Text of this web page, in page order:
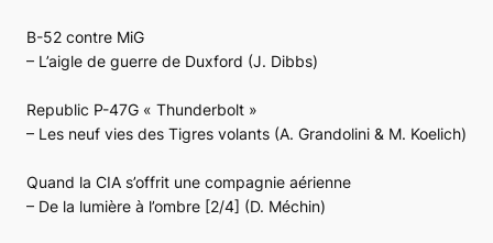
B-52 contre MiG
– L’aigle de guerre de Duxford (J. Dibbs)
Republic P-47G « Thunderbolt »
– Les neuf vies des Tigres volants (A. Grandolini & M. Koelich)
Quand la CIA s’offrit une compagnie aérienne
– De la lumière à l’ombre [2/4] (D. Méchin)